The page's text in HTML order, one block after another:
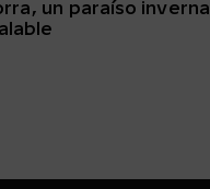
un paraíso invernal